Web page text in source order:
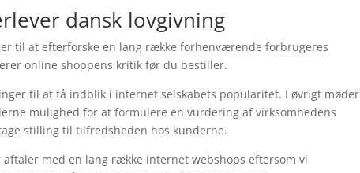
dansk lovgivning
til at efterforske en lang række forhenværende forbrugeres
online shoppens kritik før du bestiller.
til at få indblik i internet selskabets popularitet. I øvrigt møder
mulighed for at formulere en vurdering af virksomhedens
stilling til tilfredsheden hos kunderne.
med en lang række internet webshops eftersom vi